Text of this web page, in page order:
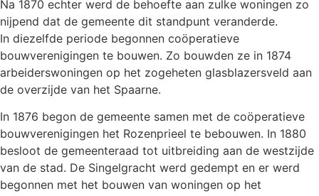
Na 1870 echter werd de behoefte aan zulke woningen zo
nijpend dat de gemeente dit standpunt veranderde.
In diezelfde periode begonnen coöperatieve
bouwverenigingen te bouwen. Zo bouwden ze in 1874
arbeiderswoningen op het zogeheten glasblazersveld aan
de overzijde van het Spaarne.
In 1876 begon de gemeente samen met de coöperatieve
bouwverenigingen het Rozenprieel te bebouwen. In 1880
besloot de gemeenteraad tot uitbreiding aan de westzijde
van de stad. De Singelgracht werd gedempt en er werd
begonnen met het bouwen van woningen op het